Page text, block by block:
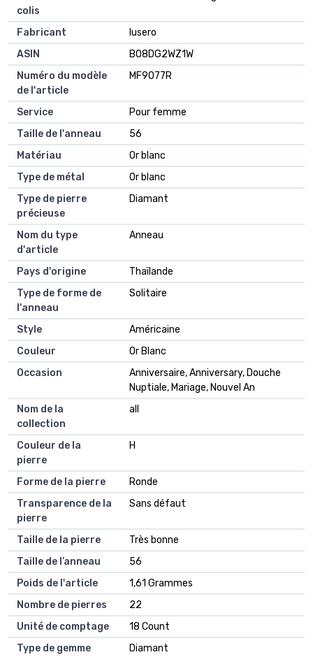
colis
Fabricant
lusero
ASIN
B08DG2WZ1W
Numéro du modèle
de l'article
MF9077R
Service
Pour femme
Taille de l'anneau
56
Matériau
Or blanc
Type de métal
Or blanc
Type de pierre
précieuse
Diamant
Nom du type
d'article
Anneau
Pays d'origine
Thaïlande
Type de forme de
l'anneau
Solitaire
Style
Américaine
Couleur
Or Blanc
Occasion
Anniversaire, Anniversary, Douche
Nuptiale, Mariage, Nouvel An
Nom de la
collection
all
Couleur de la
pierre
H
Forme de la pierre
Ronde
Transparence de la
pierre
Sans défaut
Taille de la pierre
Très bonne
Taille de l’anneau
56
Poids de l'article
1,61 Grammes
Nombre de pierres
22
Unité de comptage
18 Count
Type de gemme
Diamant